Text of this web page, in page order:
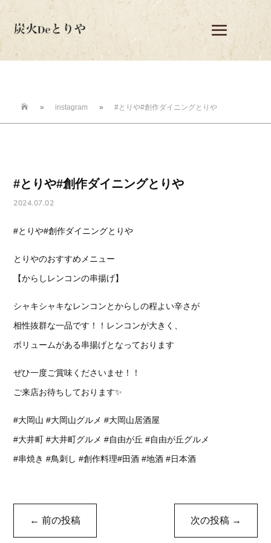
 » instagram » #とりや#創作ダイニングとりや
#とりや#創作ダイニングとりや
2024.07.02
#とりや#創作ダイニングとりや
とりやのおすすめメニュー
【からしレンコンの串揚げ】
シャキシャキなレンコンとからしの程よい辛さが
相性抜群な一品です！！レンコンが大きく、
ボリュームがある串揚げとなっております
ぜひ一度ご賞味くださいませ！！
ご来店お待ちしております✨
#大岡山 #大岡山グルメ #大岡山居酒屋
#大井町 #大井町グルメ #自由が丘 #自由が丘グルメ
#串焼き #鳥刺し #創作料理#田酒 #地酒 #日本酒
← 前の投稿 次の投稿 →